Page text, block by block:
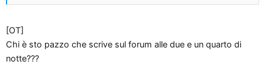
da 12", lettore DVD e masterizzatore CD (tutto in uno), 1 GB
ram, 80GB HD, con tutta dotazione Apple (quindi Wi-fi, BT,
Ethernet, FireWire, cavi, manuale, OSx Tiger e scatola
[OT]
Chi è sto pazzo che scrive sul forum alle due e un quarto di
notte???